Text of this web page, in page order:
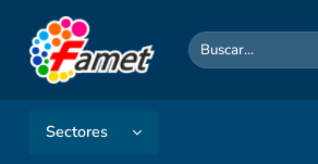
contenido
Buscar
por:
Sectores